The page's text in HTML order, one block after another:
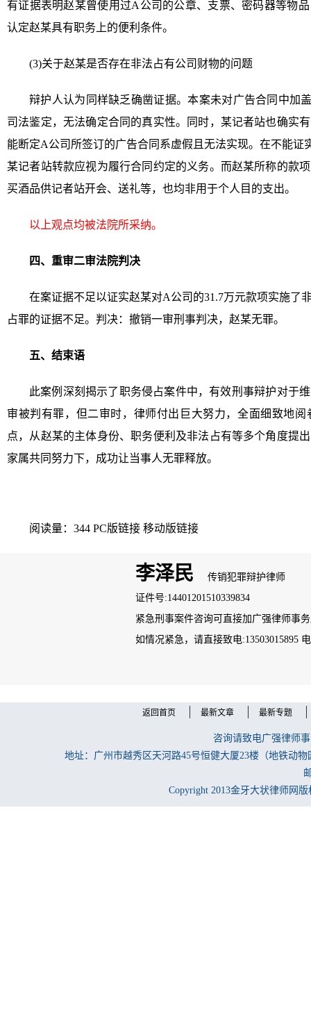
有证据表明赵某曾使用过A公司的公章、支票、密码器等物
认定赵某具有职务上的便利条件。
(3)关于赵某是否存在非法占有公司财物的问题
辩护人认为同样缺乏确凿证据。本案未对广告合同中加
司法鉴定，无法确定合同的真实性。同时，某记者站也确实
能断定A公司所签订的广告合同系虚假且无法实现。在不能证
某记者站转款应视为履行合同约定的义务。而赵某所称的款
买酒品供记者站开会、送礼等，也均非用于个人目的支出。
以上观点均被法院所采纳。
四、重审二审法院判决
在案证据不足以证实赵某对A公司的31.7万元款项实施了
占罪的证据不足。判决：撤销一审刑事判决，赵某无罪。
五、结束语
此案例深刻揭示了职务侵占案件中，有效刑事辩护对于
审被判有罪，但二审时，律师付出巨大努力，全面细致地
点，从赵某的主体身份、职务便利及非法占有等多个角度提
家属共同努力下，成功让当事人无罪释放。
阅读量：344 PC版链接 移动版链接
李泽民
传销犯罪辩护律师
证件号:14401201510339834
紧急刑事案件咨询可直接加广强律师事
如情况紧急，请直接致电:13503015895
返回首页 最新文章 最新专题
咨询请致电广强律师
地址：广州市越秀区天河路45号恒健大厦23楼（地铁动
Copyright 2013金牙大状律师网